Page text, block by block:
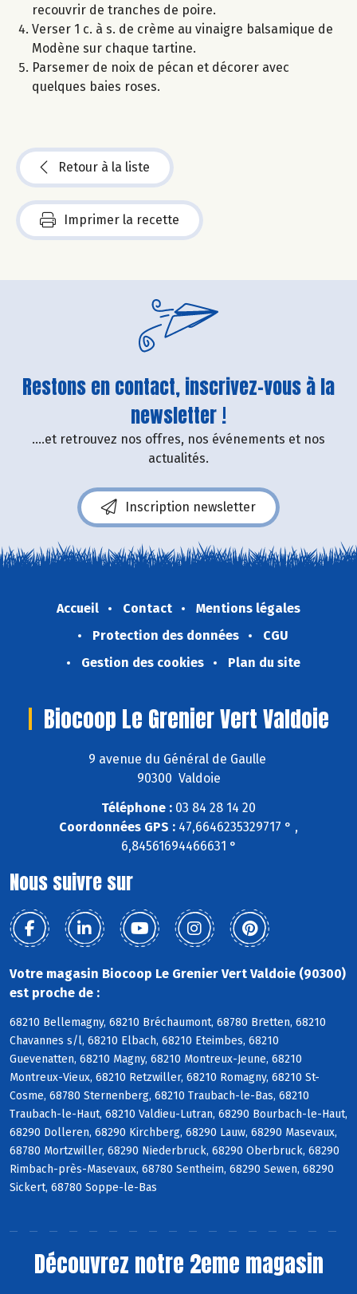
recouvrir de tranches de poire.
Verser 1 c. à s. de crème au vinaigre balsamique de
Modène sur chaque tartine.
Parsemer de noix de pécan et décorer avec
quelques baies roses.
Retour à la liste
Imprimer la recette
Restons en contact, inscrivez-vous à la
newsletter !
....et retrouvez nos offres, nos événements et nos
actualités.
Inscription newsletter
Accueil Contact
Mentions légales
Protection des données
CGU
Gestion des cookies
Plan du site
Biocoop Le Grenier Vert Valdoie
9 avenue du Général de Gaulle
90300 Valdoie
Téléphone : 03 84 28 14 20
Coordonnées GPS : 47,6646235329717 ° ,
6,84561694466631 °
Nous suivre sur
Votre magasin Biocoop Le Grenier Vert Valdoie (90300)
est proche de :
68210 Bellemagny, 68210 Bréchaumont, 68780 Bretten, 68210
Chavannes s/l, 68210 Elbach, 68210 Eteimbes, 68210
Guevenatten, 68210 Magny, 68210 Montreux-Jeune, 68210
Montreux-Vieux, 68210 Retzwiller, 68210 Romagny, 68210 St-
Cosme, 68780 Sternenberg, 68210 Traubach-le-Bas, 68210
Traubach-le-Haut, 68210 Valdieu-Lutran, 68290 Bourbach-le-Haut,
68290 Dolleren, 68290 Kirchberg, 68290 Lauw, 68290 Masevaux,
68780 Mortzwiller, 68290 Niederbruck, 68290 Oberbruck, 68290
Rimbach-près-Masevaux, 68780 Sentheim, 68290 Sewen, 68290
Sickert, 68780 Soppe-le-Bas
Découvrez notre 2eme magasin